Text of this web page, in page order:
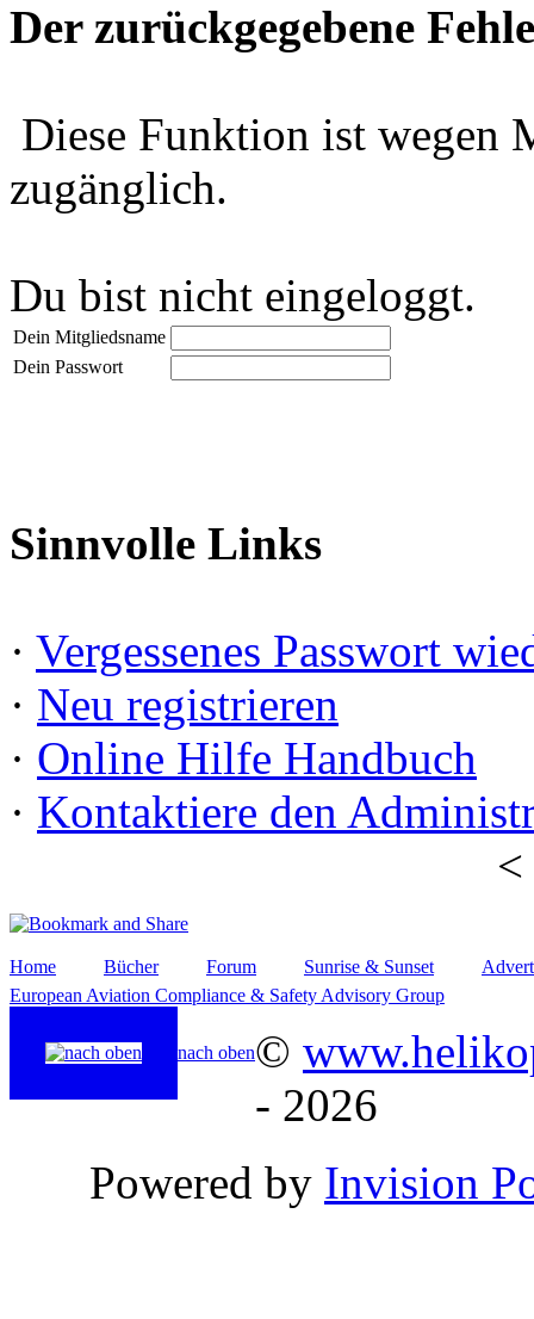
Der zurückgegebene
Diese Funktion ist wegen
zugänglich.
Du bist nicht eingeloggt.
Dein Mitgliedsname
Dein Passwort
Sinnvolle Links
· Vergessenes Passwort
· Neu registrieren
· Online Hilfe Handbuch
· Kontaktiere den
<
Home Bücher Forum Sunrise & Sunset
European Aviation Compliance & Safety Advisory Group
nach oben©
- 2026
Powered by Invision